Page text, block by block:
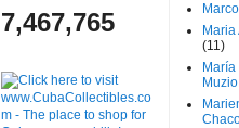
7,467,765
(11)
Muzio